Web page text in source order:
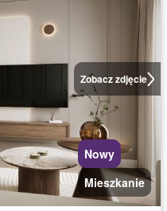
Zobacz zdjęcie
Nowy
Mieszkanie